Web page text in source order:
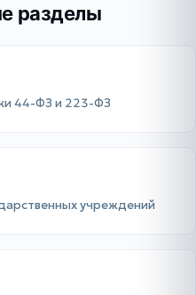
разделы
44-ФЗ и 223-ФЗ
учреждений